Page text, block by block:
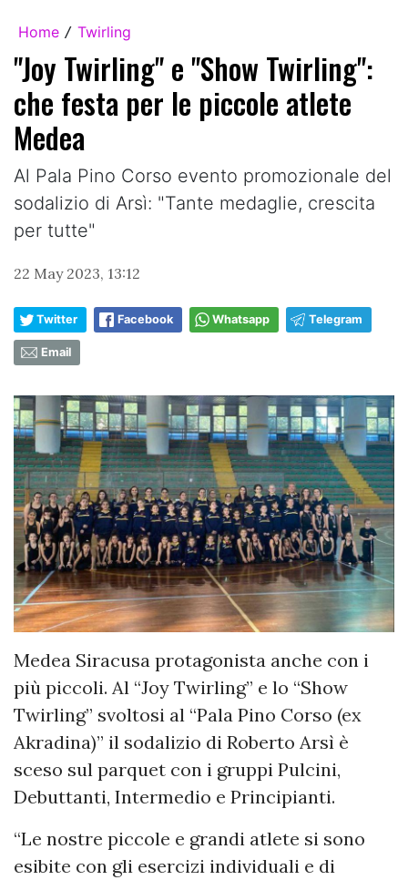
Home / Twirling
"Joy Twirling" e "Show Twirling":
che festa per le piccole atlete
Medea
Al Pala Pino Corso evento promozionale del
sodalizio di Arsì: "Tante medaglie, crescita
per tutte"
22 May 2023, 13:12
Twitter Facebook Whatsapp Telegram
Email
Medea Siracusa protagonista anche con i
più piccoli. Al “Joy Twirling” e lo “Show
Twirling” svoltosi al “Pala Pino Corso (ex
Akradina)” il sodalizio di Roberto Arsì è
sceso sul parquet con i gruppi Pulcini,
Debuttanti, Intermedio e Principianti.
“Le nostre piccole e grandi atlete si sono
esibite con gli esercizi individuali e di